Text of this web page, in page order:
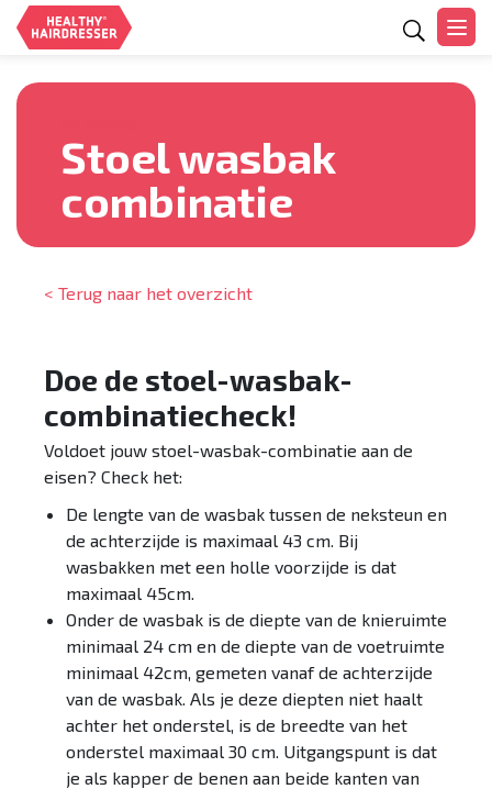
Stoel wasbak
combinatie
< Terug naar het overzicht
Doe de stoel-wasbak-
combinatiecheck!
Voldoet jouw stoel-wasbak-combinatie aan de
eisen? Check het:
De lengte van de wasbak tussen de neksteun en
de achterzijde is maximaal 43 cm. Bij
wasbakken met een holle voorzijde is dat
maximaal 45cm.
Onder de wasbak is de diepte van de knieruimte
minimaal 24 cm en de diepte van de voetruimte
minimaal 42cm, gemeten vanaf de achterzijde
van de wasbak. Als je deze diepten niet haalt
achter het onderstel, is de breedte van het
onderstel maximaal 30 cm. Uitgangspunt is dat
je als kapper de benen aan beide kanten van